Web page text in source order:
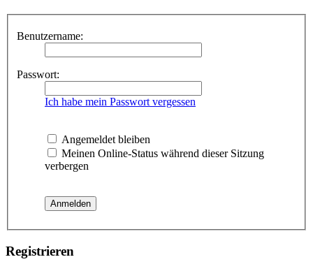
Benutzername:
Passwort:
Ich habe mein Passwort vergessen
Angemeldet bleiben
Meinen Online-Status während dieser Sitzung
verbergen
Registrieren